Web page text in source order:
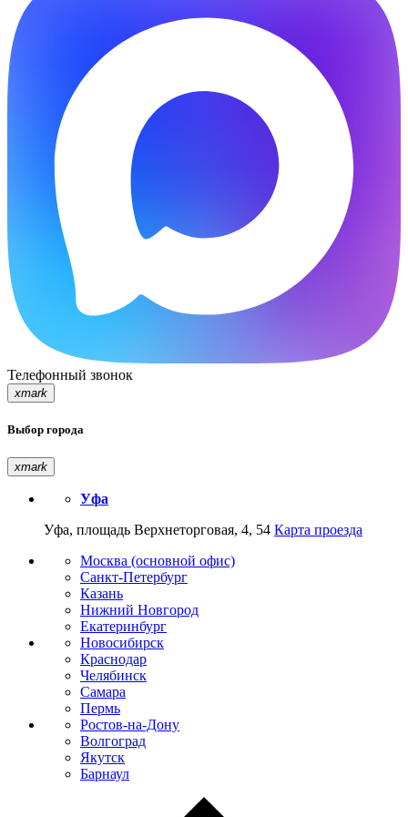
Телефонный звонок
xmark
Выбор города
xmark
Уфа
Уфа, площадь Верхнеторговая, 4, 54 Карта проезда
Москва (основной офис)
Санкт-Петербург
Казань
Нижний Новгород
Екатеринбург
Новосибирск
Краснодар
Челябинск
Самара
Пермь
Ростов-на-Дону
Волгоград
Якутск
Барнаул